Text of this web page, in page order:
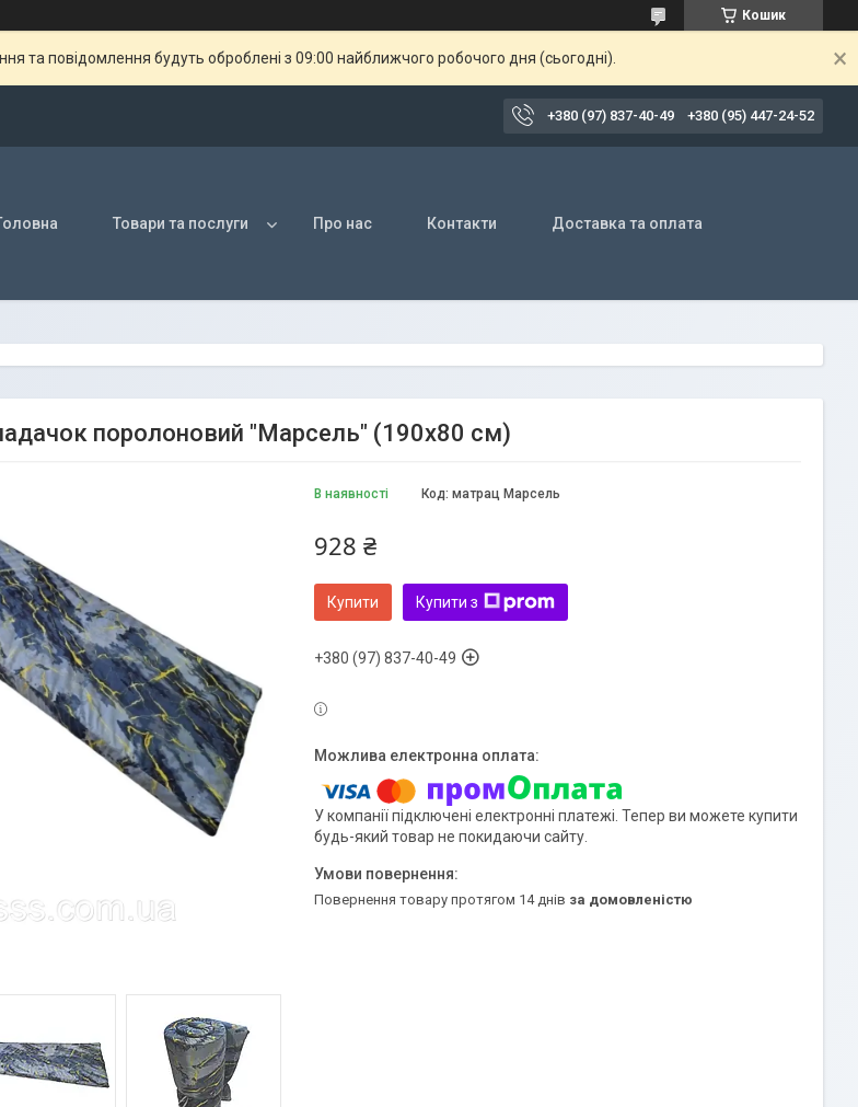
Кошик
та повідомлення будуть оброблені з 09:00 найближчого робочого дня (сьогодні).
+380 (97) 837-40-49 +380 (95) 447-24-52
Товари та послуги Про нас Контакти Доставка та оплата
поролоновий "Марсель" (190х80 см)
В наявності Код: матрац Марсель
928 ₴
Купити Купити з
+380 (97) 837-40-49
У компанії підключені електронні платежі. Тепер ви можете купити
будь-який товар не покидаючи сайту.
повернення товару протягом 14 днів за домовленістю